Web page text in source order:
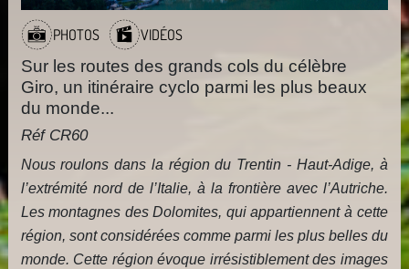
PHOTOS VIDÉOS
Sur les routes des grands cols du célèbre
Giro, un itinéraire cyclo parmi les plus beaux
du monde...
Réf CR60
Nous roulons dans la région du Trentin - Haut-Adige, à
l’extrémité nord de l’Italie, à la frontière avec l’Autriche.
Les montagnes des Dolomites, qui appartiennent à cette
région, sont considérées comme parmi les plus belles du
monde. Cette région évoque irrésistiblement des images